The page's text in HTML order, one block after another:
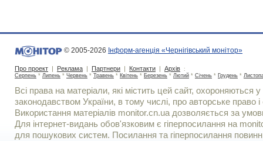
© 2005-2026 Інформ-агенція «Чернігівський монітор»
Про проект | Реклама | Партнери | Контакти | Архів :
Серпень * Липень * Червень * Травень * Квітень * Березень * Лютий * Січень * Грудень *
Всі права на матеріали, які містить цей сайт, охороняються у
законодавством України, в тому числі, про авторське право і
Використання матерiалiв monitor.cn.ua дозволяється за
Для iнтернет-видань обов'язковим є гiперпосилання на
для пошукових систем. Посилання та гіперпосилання